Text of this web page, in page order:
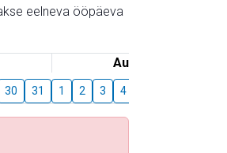
eelneva ööpäeva
August
30 31 1 2 3 4